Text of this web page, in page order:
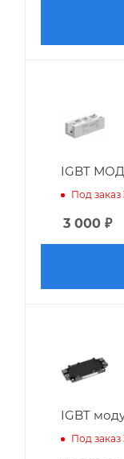
IGBT
Под
3 000 ₽
IGBT
Под